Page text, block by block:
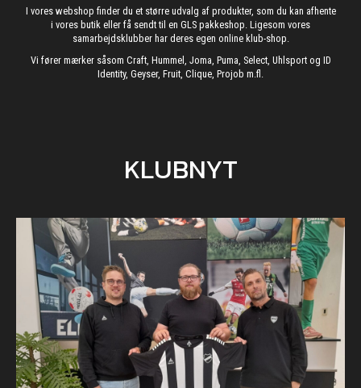
I vores webshop finder du et større udvalg af produkter, som du kan afhente
i vores butik eller få sendt til en GLS pakkeshop. Ligesom vores
samarbejdsklubber har deres egen online klub-shop.
Vi fører mærker såsom Craft, Hummel, Joma, Puma, Select, Uhlsport og ID
Identity, Geyser, Fruit, Clique, Projob m.fl.
KLUBNYT